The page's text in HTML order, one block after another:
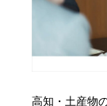
高知・土産物